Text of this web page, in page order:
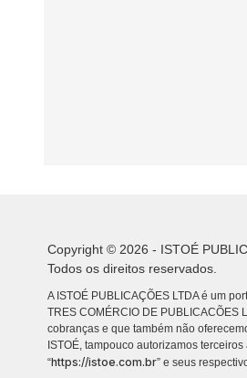
Copyright © 2026 - ISTOÉ
Todos os direitos reservados.
A ISTOÉ PUBLICAÇÕES LTDA é um
TRES COMÉRCIO DE PUBLICACÕES
cobranças e que também não
ISTOÉ, tampouco autorizamos
“https://istoe.com.br” e seus